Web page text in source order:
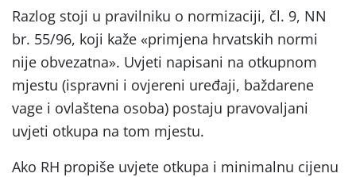
Razlog stoji u pravilniku o normizaciji, čl. 9, NN
br. 55/96, koji kaže «primjena hrvatskih normi
nije obvezatna». Uvjeti napisani na otkupnom
mjestu (ispravni i ovjereni uređaji, baždarene
vage i ovlaštena osoba) postaju pravovaljani
uvjeti otkupa na tom mjestu.
Ako RH propiše uvjete otkupa i minimalnu cijenu